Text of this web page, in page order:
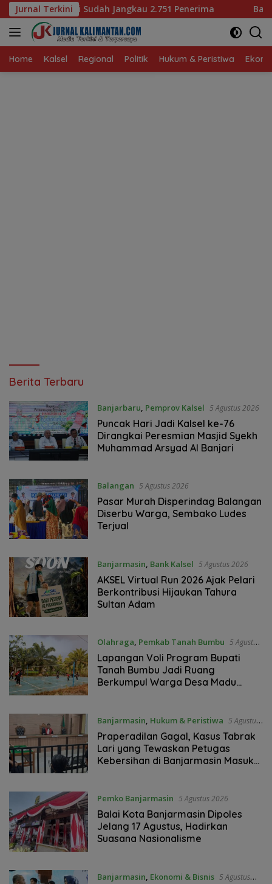
Langsung
ke
konten
Jurnal Terkini
2.751 Penerima Bagaimana KIP Hadapi
Home Kalsel Regional Politik Hukum & Peristiwa
Jurnal
Berita Terbaru
Banjarbaru, Pemprov Kalsel 5 Agustus 2026
Puncak Hari Jadi Kalsel ke-76
Dirangkai Peresmian Masjid Syekh
Muhammad Arsyad Al Banjari
Balangan 5 Agustus 2026
Pasar Murah Disperindag Balangan
Diserbu Warga, Sembako Ludes
Terjual
Banjarmasin, Bank Kalsel 5 Agustus 2026
AKSEL Virtual Run 2026 Ajak Pelari
Berkontribusi Hijaukan Tahura
Sultan Adam
Olahraga, Pemkab Tanah Bumbu 5 Agustus
2026
Lapangan Voli Program Bupati
Tanah Bumbu Jadi Ruang
Berkumpul Warga Desa Madu
Banjarmasin, Hukum & Peristiwa 5 Agustus
2026
Praperadilan Gagal, Kasus Tabrak
Lari yang Tewaskan Petugas
Kebersihan di Banjarmasin Masuk
Pemko Banjarmasin 5 Agustus 2026
Balai Kota Banjarmasin Dipoles
Jelang 17 Agustus, Hadirkan
Suasana Nasionalisme
Banjarmasin, Ekonomi & Bisnis 5 Agustus